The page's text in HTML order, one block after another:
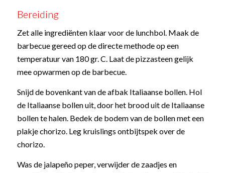
Bereiding
Zet alle ingrediënten klaar voor de lunchbol. Maak de
barbecue gereed op de directe methode op een
temperatuur van 180 gr. C. Laat de pizzasteen gelijk
mee opwarmen op de barbecue.
Snijd de bovenkant van de afbak Italiaanse bollen. Hol
de Italiaanse bollen uit, door het brood uit de Italiaanse
bollen te halen. Bedek de bodem van de bollen met een
plakje chorizo. Leg kruislings ontbijtspek over de
chorizo.
Was de jalapeño peper, verwijder de zaadjes en